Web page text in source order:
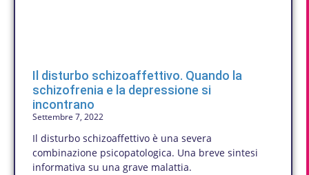
Il disturbo schizoaffettivo. Quando la
schizofrenia e la depressione si
incontrano
Settembre 7, 2022
Il disturbo schizoaffettivo è una severa
combinazione psicopatologica. Una breve sintesi
informativa su una grave malattia.